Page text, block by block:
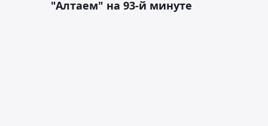
"Алтаем" на 93-й минуте